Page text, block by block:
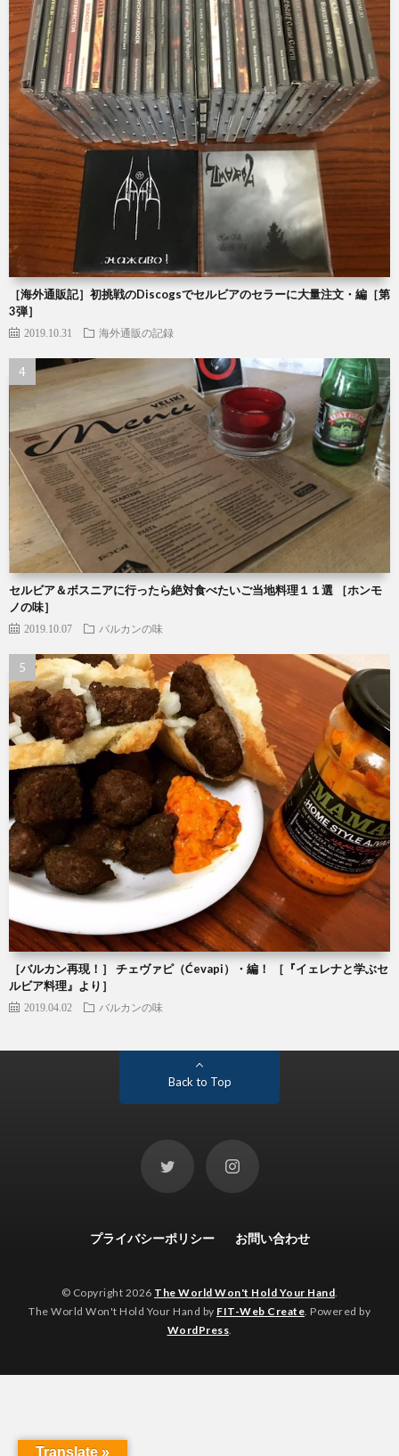
［海外通販記］初挑戦のDiscogsでセルビアのセラーに大量注文・編［第
3弾］
2019.10.31 海外通販の記録
セルビア＆ボスニアに行ったら絶対食べたいご当地料理１１選 ［ホンモ
ノの味］
2019.10.07 バルカンの味
［バルカン再現！］ チェヴァピ（Ćevapi）・編！ ［『イェレナと学ぶセ
ルビア料理』より］
2019.04.02 バルカンの味
Back to Top
プライバシーポリシー お問い合わせ
© Copyright 2026 The World Won't Hold Your Hand.
The World Won't Hold Your Hand by FIT-Web Create. Powered by
WordPress.
Translate »